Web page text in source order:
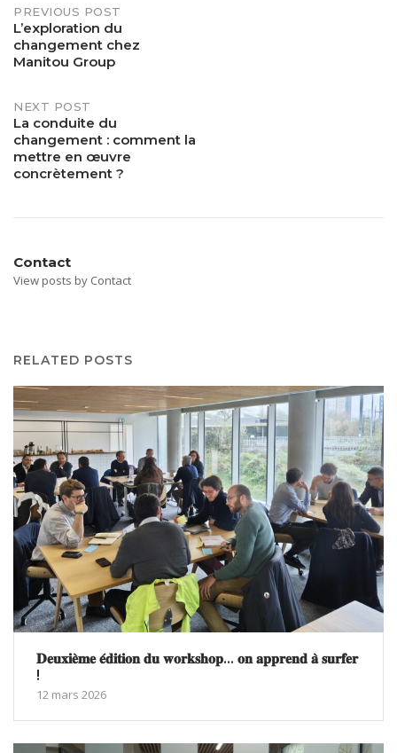
Post
navigation
PREVIOUS POST
L’exploration du
changement chez
Manitou Group
NEXT POST
La conduite du
changement : comment la
mettre en œuvre
concrètement ?
Contact
View posts by Contact
RELATED POSTS
𝐃𝐞𝐮𝐱𝐢𝐞̀𝐦𝐞 𝐞́𝐝𝐢𝐭𝐢𝐨𝐧 𝐝𝐮 𝐰𝐨𝐫𝐤𝐬𝐡𝐨𝐩… 𝐨𝐧 𝐚𝐩𝐩𝐫𝐞𝐧𝐝 𝐚̀ 𝐬𝐮𝐫𝐟𝐞𝐫
!
12 mars 2026